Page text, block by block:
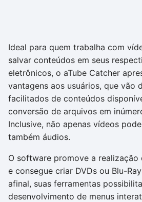
Ideal para quem trabalha com
salvar conteúdos em seus
eletrônicos, o aTube Catcher
vantagens aos usuários, que vão
facilitados de conteúdos
conversão de arquivos em
Inclusive, não apenas vídeos
também áudios.
O software promove a realização
e consegue criar DVDs ou Blu-
afinal, suas ferramentas
desenvolvimento de menus